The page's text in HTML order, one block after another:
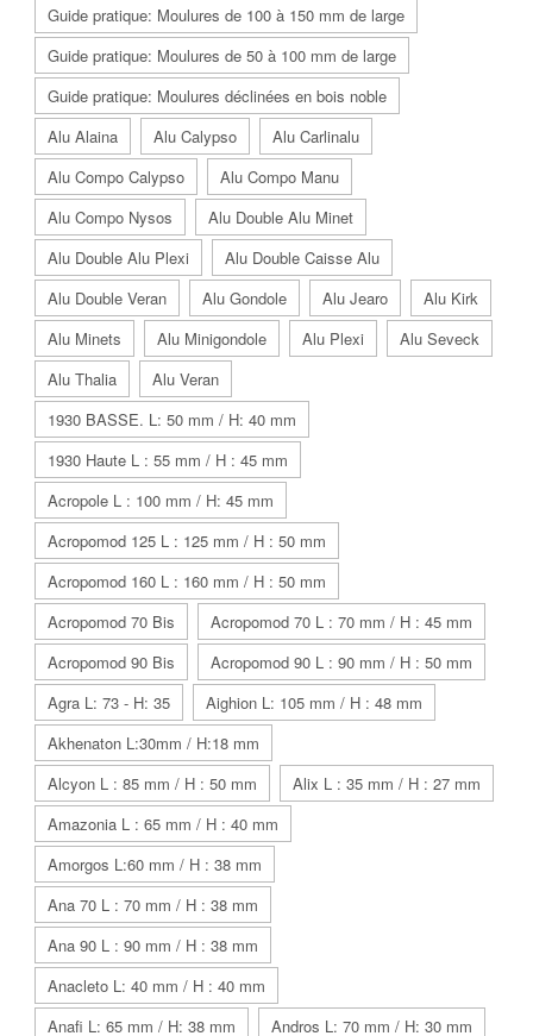
Guide pratique: Moulures de 100 à 150 mm de large
Guide pratique: Moulures de 50 à 100 mm de large
Guide pratique: Moulures déclinées en bois noble
Alu Alaina
Alu Calypso
Alu Carlinalu
Alu Compo Calypso
Alu Compo Manu
Alu Compo Nysos
Alu Double Alu Minet
Alu Double Alu Plexi
Alu Double Caisse Alu
Alu Double Veran
Alu Gondole Alu Jearo
Alu Kirk
Alu Minets
Alu Minigondole Alu Plexi
Alu Seveck
Alu Thalia
Alu Veran
1930 BASSE. L: 50 mm / H: 40 mm
1930 Haute L : 55 mm / H : 45 mm
Acropole L : 100 mm / H: 45 mm
Acropomod 125 L : 125 mm / H : 50 mm
Acropomod 160 L : 160 mm / H : 50 mm
Acropomod 70 Bis
Acropomod 70 L : 70 mm / H : 45 mm
Acropomod 90 Bis
Acropomod 90 L : 90 mm / H : 50 mm
Agra L: 73 - H: 35
Aighion L: 105 mm / H : 48 mm
Akhenaton L:30mm / H:18 mm
Alcyon L : 85 mm / H : 50 mm
Alix L : 35 mm / H : 27 mm
Amazonia L : 65 mm / H : 40 mm
Amorgos L:60 mm / H : 38 mm
Ana 70 L : 70 mm / H : 38 mm
Ana 90 L : 90 mm / H : 38 mm
Anacleto L: 40 mm / H : 40 mm
Anafi L: 65 mm / H: 38 mm
Andros L: 70 mm / H: 30 mm